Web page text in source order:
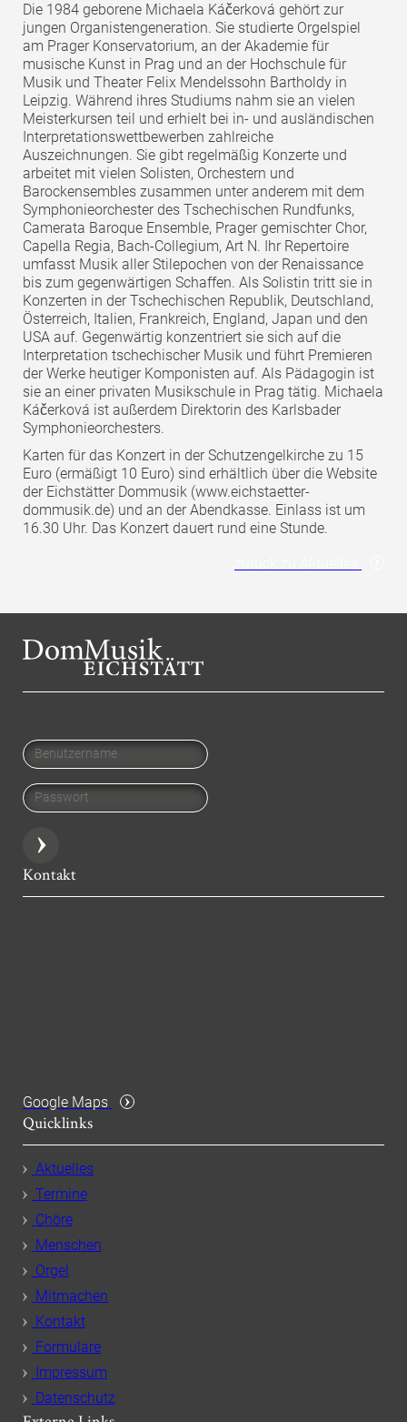
Die 1984 geborene Michaela Káčerková gehört zur
jungen Organistengeneration. Sie studierte Orgelspiel
am Prager Konservatorium, an der Akademie für
musische Kunst in Prag und an der Hochschule für
Musik und Theater Felix Mendelssohn Bartholdy in
Leipzig. Während ihres Studiums nahm sie an vielen
Meisterkursen teil und erhielt bei in- und ausländischen
Interpretationswettbewerben zahlreiche
Auszeichnungen. Sie gibt regelmäßig Konzerte und
arbeitet mit vielen Solisten, Orchestern und
Barockensembles zusammen unter anderem mit dem
Symphonieorchester des Tschechischen Rundfunks,
Camerata Baroque Ensemble, Prager gemischter Chor,
Capella Regia, Bach-Collegium, Art N. Ihr Repertoire
umfasst Musik aller Stilepochen von der Renaissance
bis zum gegenwärtigen Schaffen. Als Solistin tritt sie in
Konzerten in der Tschechischen Republik, Deutschland,
Österreich, Italien, Frankreich, England, Japan und den
USA auf. Gegenwärtig konzentriert sie sich auf die
Interpretation tschechischer Musik und führt Premieren
der Werke heutiger Komponisten auf. Als Pädagogin ist
sie an einer privaten Musikschule in Prag tätig. Michaela
Káčerková ist außerdem Direktorin des Karlsbader
Symphonieorchesters.
Karten für das Konzert in der Schutzengelkirche zu 15
Euro (ermäßigt 10 Euro) sind erhältlich über die Website
der Eichstätter Dommusik (www.eichstaetter-
dommusik.de) und an der Abendkasse. Einlass ist um
16.30 Uhr. Das Konzert dauert rund eine Stunde.
Benutzername
Passwort
Kontakt
Google Maps
Quicklinks
Aktuelles
Termine
Chöre
Menschen
Orgel
Mitmachen
Kontakt
Formulare
Impressum
Datenschutz